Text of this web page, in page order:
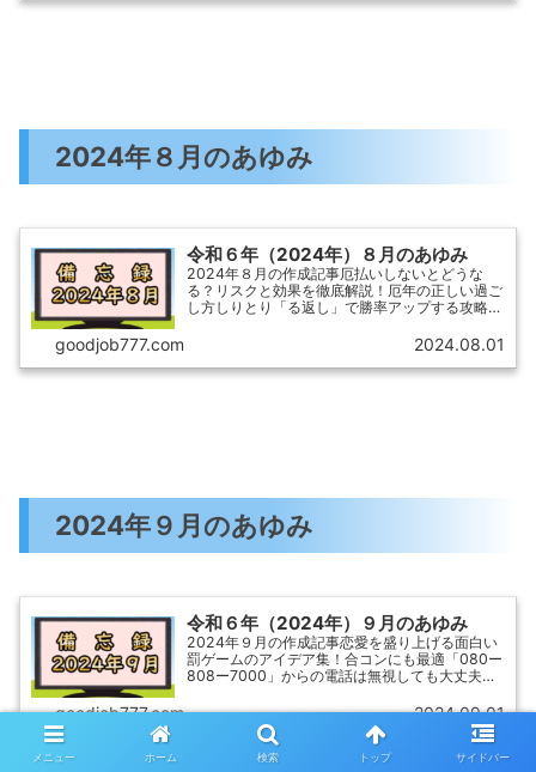
2024年８月のあゆみ
令和６年（2024年）８月のあゆみ
2024年８月の作成記事厄払いしないとどうな
る？リスクと効果を徹底解説！厄年の正しい過ご
し方しりとり「る返し」で勝率アップする攻略テ
功事例と最適な時間帯を徹底解説！カップラーメ
goodjob777.com 2024.08.01
2024年９月のあゆみ
令和６年（2024年）９月のあゆみ
2024年９月の作成記事恋愛を盛り上げる面白い
罰ゲームのアイデア集！合コンにも最適「080ー
808ー7000」からの電話は無視しても大丈夫？
正印はもういらない！押印不要化の背景と訂正方
法を徹底解説...
goodjob777.com 2024.09.01
メニュー ホーム 検索 トップ サイドバー